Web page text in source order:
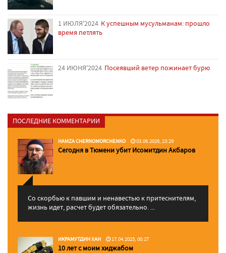
1 ИЮЛЯ'2024 К успешным мусульманам: прошло
время петлять
24 ИЮНЯ'2024 Посеявший ветер пожинает бурю
ПОСЛЕДНИЕ КОММЕНТАРИИ
HAMZA CHERNOMORCHENKO 03.06.2026, 23:29
Сегодня в Тюмени убит Исомитдин Акбаров
Со скорбью к павшим и ненавестью к притеснителям,
жизнь идет, расчет будет обязательно. ...
ИКРАМУТДИН ХАН 17.04.2025, 00:27
10 лет с моим хиджабом